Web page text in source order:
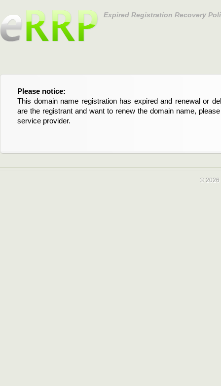
Expired Registration Recovery
Please notice:
This domain name registration has expired and renewal or
are the registrant and want to renew the domain name,
service provider.
Bitte beachten Sie:
Diese Domainregistrierung ist abgelaufen und die
Domain stehen an. Wenn Sie der Registrant sind und
verlängern möchten, kontaktieren Sie bitte Ihren Service-
© 2026